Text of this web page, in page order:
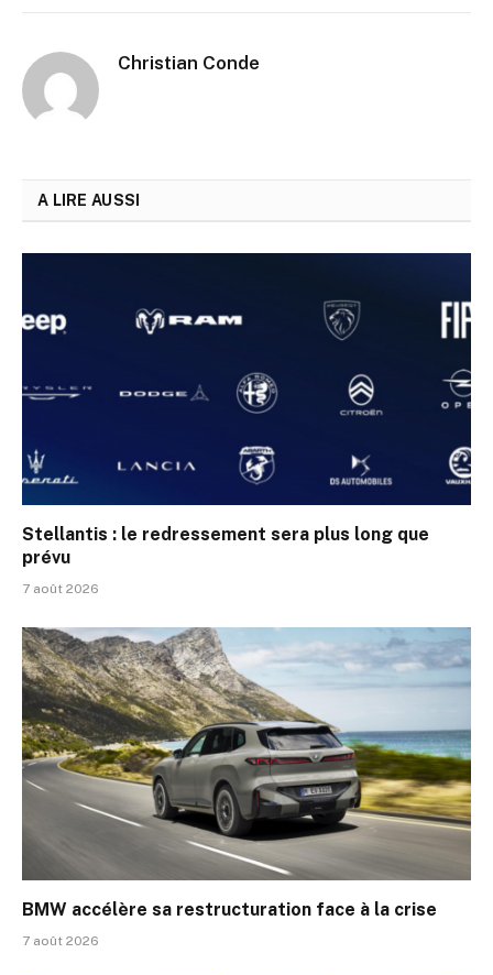
Christian Conde
A LIRE AUSSI
Stellantis : le redressement sera plus long que
prévu
7 août 2026
BMW accélère sa restructuration face à la crise
7 août 2026